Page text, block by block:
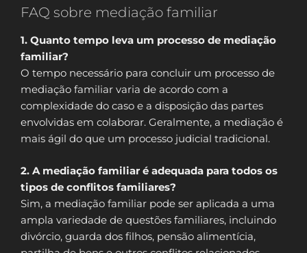
FAQ sobre mediação familiar
1. Quanto tempo leva um processo de mediação
familiar?
O tempo necessário para concluir um processo de
mediação familiar varia de acordo com a
complexidade do caso e a disposição das partes
envolvidas em colaborar. Geralmente, a mediação é
mais ágil do que um processo judicial tradicional.
2. A mediação familiar é adequada para todos os
tipos de conflitos familiares?
Sim, a mediação familiar pode ser aplicada a uma
ampla variedade de questões familiares, incluindo
divórcio, guarda dos filhos, pensão alimentícia,